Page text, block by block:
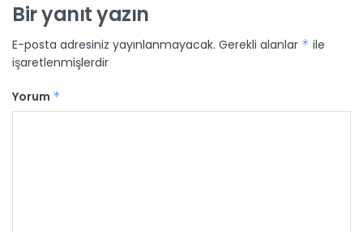
Bir yanıt yazın
E-posta adresiniz yayınlanmayacak. Gerekli alanlar * ile
işaretlenmişlerdir
Yorum *